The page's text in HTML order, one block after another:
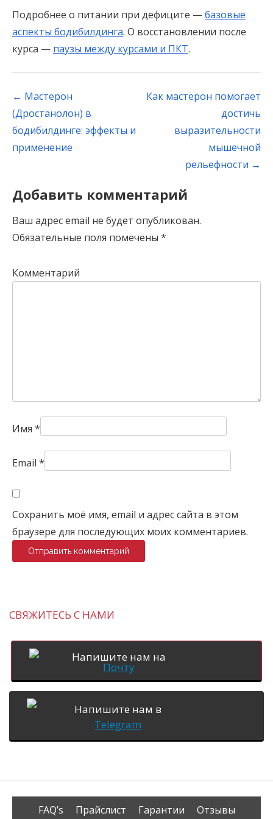
Подробнее о питании при дефиците —базовые
аспекты бодибилдинга. О восстановлении после
курса — паузы между курсами и ПКТ.
Post
navigation
← Мастерон
(Дростанолон) в
бодибилдинге: эффекты и
применение
Как мастерон помогает
достичь
выразительности
мышечной
рельефности →
Добавить комментарий
Ваш адрес email не будет опубликован.
Обязательные поля помечены *
Комментарий
Имя *
Email *
Сохранить моё имя, email и адрес сайта в этом
браузере для последующих моих комментариев.
СВЯЖИТЕСЬ С НАМИ
Напишите нам на
Почту
Напишите нам в
Telegram
FAQ’s Прайслист Гарантии Отзывы